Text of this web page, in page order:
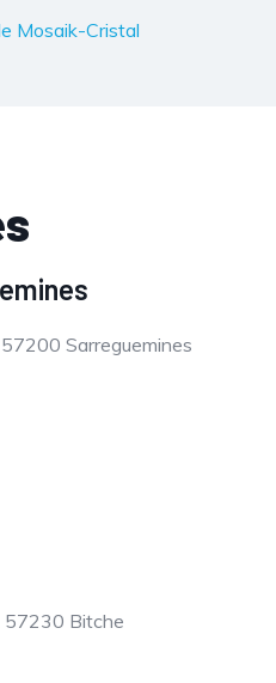
Sarreguemines
57230 Bitche